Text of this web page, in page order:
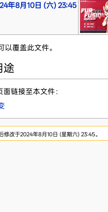
年8月10日 (六) 23:45
以覆盖此文件。
途
面链接至本文件：
修改于2024年8月10日 (星期六) 23:45。